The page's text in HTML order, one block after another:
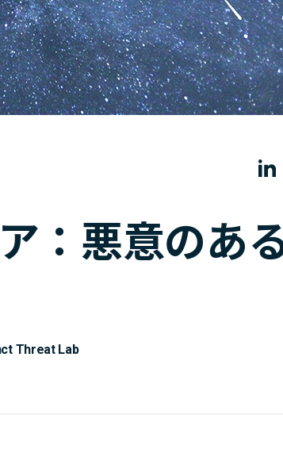
：悪意のあ
Threat Lab